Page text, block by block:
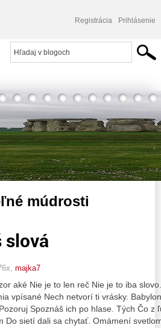
Registrácia Prihlásenie
múdrosti
slová
majka7
aké Nie je to len reč Nie je to iba
vpísané Nech netvorí ti vrásky.
Spoznáš ich po hlase. Tých Čo z
Do sietí dali sa chytať. Omámení